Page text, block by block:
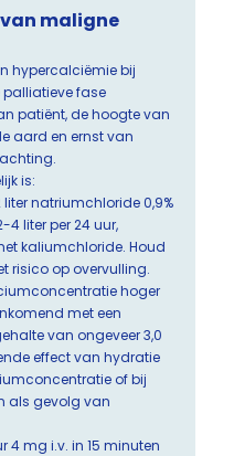
maligne
hypercalciëmie bij
palliatieve fase
patiënt, de hoogte van
aard en ernst van
is:
liter natriumchloride 0,9%
4 liter per 24 uur,
kaliumchloride. Houd
risico op overvulling.
hoger
met een
van ongeveer 3,0
effect van hydratie
of bij
als gevolg van
4 mg i.v. in 15 minuten